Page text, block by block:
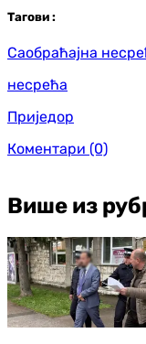
Тагови :
Саобраћајна
несрећа
Приједор
Коментари (0)
Више из